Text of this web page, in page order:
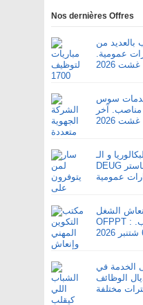
Nos dernières Offres
1700 منصب بالعديد من
عمومية.
سوس
ماسة : مباريات لتوظيف 174 مناصب. آخر
و الـ
DEUG و الدبلوم و الإجازة أو الماستر
الشغل
OFPPT : مباريات لتوظيف 449 مناصب.
الخدمة في
الوظائف
مختلفة